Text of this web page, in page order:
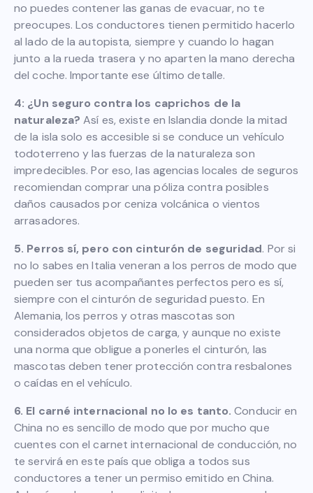
no puedes contener las ganas de evacuar, no te
preocupes. Los conductores tienen permitido hacerlo
al lado de la autopista, siempre y cuando lo hagan
junto a la rueda trasera y no aparten la mano derecha
del coche. Importante ese último detalle.
4: ¿Un seguro contra los caprichos de la
naturaleza? Así es, existe en Islandia donde la mitad
de la isla solo es accesible si se conduce un vehículo
todoterreno y las fuerzas de la naturaleza son
impredecibles. Por eso, las agencias locales de seguros
recomiendan comprar una póliza contra posibles
daños causados por ceniza volcánica o vientos
arrasadores.
5. Perros sí, pero con cinturón de seguridad. Por si
no lo sabes en Italia veneran a los perros de modo que
pueden ser tus acompañantes perfectos pero es sí,
siempre con el cinturón de seguridad puesto. En
Alemania, los perros y otras mascotas son
considerados objetos de carga, y aunque no existe
una norma que obligue a ponerles el cinturón, las
mascotas deben tener protección contra resbalones
o caídas en el vehículo.
6. El carné internacional no lo es tanto. Conducir en
China no es sencillo de modo que por mucho que
cuentes con el carnet internacional de conducción, no
te servirá en este país que obliga a todos sus
conductores a tener un permiso emitido en China.